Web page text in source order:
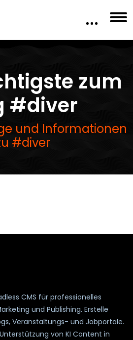
zum
#diver
und Informationen
#diver
CMS für professionelles
und Publishing. Erstelle
Veranstaltungs- und Jobportale.
von KI Content in